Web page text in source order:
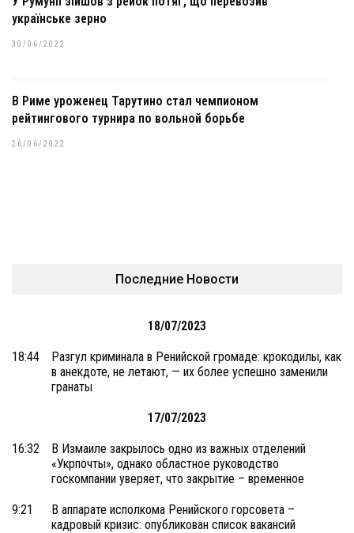
українське зерно
30/06/2022
В Риме уроженец Тарутино стал чемпионом
рейтингового турнира по вольной борьбе
26/06/2022
Последние Новости
18/07/2023
18:44
Разгул криминала в Ренийской громаде: крокодилы, как
в анекдоте, не летают, — их более успешно заменили
гранаты
17/07/2023
16:32
В Измаиле закрылось одно из важных отделений
«Укрпочты», однако областное руководство
госкомпании уверяет, что закрытие – временное
9:21
В аппарате исполкома Ренийского горсовета –
кадровый кризис: опубликован список вакансий